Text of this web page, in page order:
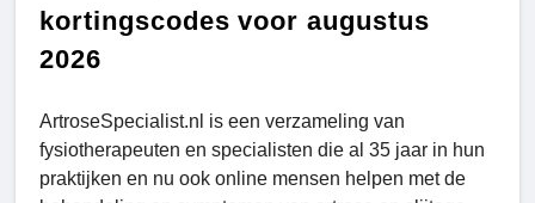
kortingscodes voor augustus
2026
ArtroseSpecialist.nl is een verzameling van
fysiotherapeuten en specialisten die al 35 jaar in hun
praktijken en nu ook online mensen helpen met de